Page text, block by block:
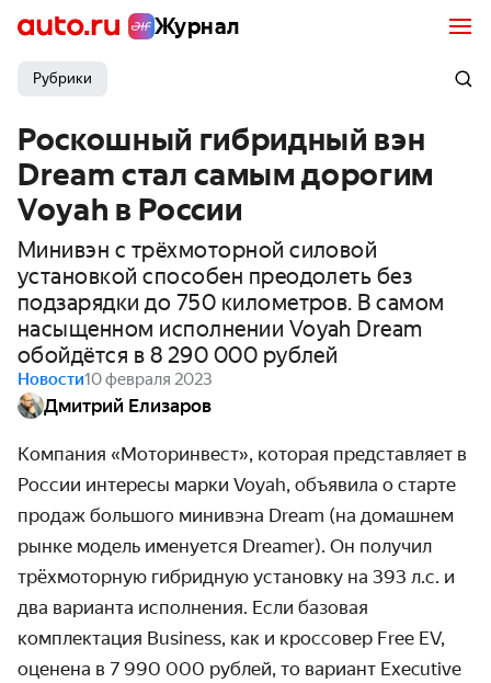
Журнал
Рубрики
Роскошный гибридный вэн
Dream стал самым дорогим
Voyah в России
Минивэн с трёхмоторной силовой
установкой способен преодолеть без
подзарядки до 750 километров. В самом
насыщенном исполнении Voyah Dream
обойдётся в 8 290 000 рублей
Новости10 февраля 2023
Дмитрий Елизаров
Компания «Моторинвест», которая представляет в
России интересы марки Voyah, объявила о старте
продаж большого минивэна Dream (на домашнем
рынке модель именуется Dreamer). Он получил
трёхмоторную гибридную установку на 393 л.с. и
два варианта исполнения. Если базовая
комплектация Business, как и кроссовер Free EV,
оценена в 7 990 000 рублей, то вариант Executive